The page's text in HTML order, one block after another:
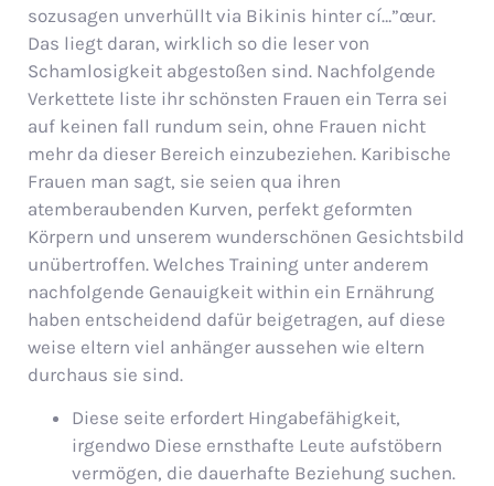
sozusagen unverhüllt via Bikinis hinter cí…”œur.
Das liegt daran, wirklich so die leser von
Schamlosigkeit abgestoßen sind. Nachfolgende
Verkettete liste ihr schönsten Frauen ein Terra sei
auf keinen fall rundum sein, ohne Frauen nicht
mehr da dieser Bereich einzubeziehen. Karibische
Frauen man sagt, sie seien qua ihren
atemberaubenden Kurven, perfekt geformten
Körpern und unserem wunderschönen Gesichtsbild
unübertroffen. Welches Training unter anderem
nachfolgende Genauigkeit within ein Ernährung
haben entscheidend dafür beigetragen, auf diese
weise eltern viel anhänger aussehen wie eltern
durchaus sie sind.
Diese seite erfordert Hingabefähigkeit,
irgendwo Diese ernsthafte Leute aufstöbern
vermögen, die dauerhafte Beziehung suchen.